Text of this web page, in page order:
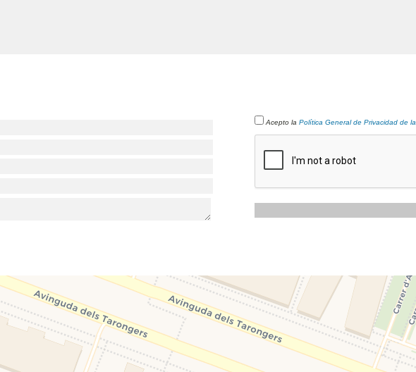
Acepto laPolítica General de Privacidad de